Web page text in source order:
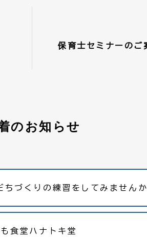
保育士セミナーのご
のお知らせ
ちづくりの練習をしてみません
食堂ハナトキ堂